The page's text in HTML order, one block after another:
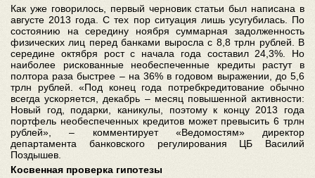
Как уже говорилось, первый черновик статьи был написана в
августе 2013 года. С тех пор ситуация лишь усугубилась. По
состоянию на середину ноября суммарная задолженность
физических лиц перед банками выросла с 8,8 трлн рублей. В
середине октября рост с начала года составил 24,3%. Но
наиболее рискованные необеспеченные кредиты растут в
полтора раза быстрее – на 36% в годовом выражении, до 5,6
трлн рублей. «Под конец года потребкредитование обычно
всегда ускоряется, декабрь – месяц повышенной активности:
Новый год, подарки, каникулы, поэтому к концу 2013 года
портфель необеспеченных кредитов может превысить 6 трлн
рублей», – комментирует «Ведомостям» директор
департамента банковского регулирования ЦБ Василий
Поздышев.
Косвенная проверка гипотезы